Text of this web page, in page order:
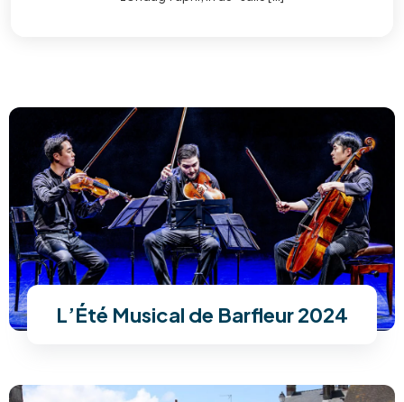
L’Été Musical de Barfleur 2024